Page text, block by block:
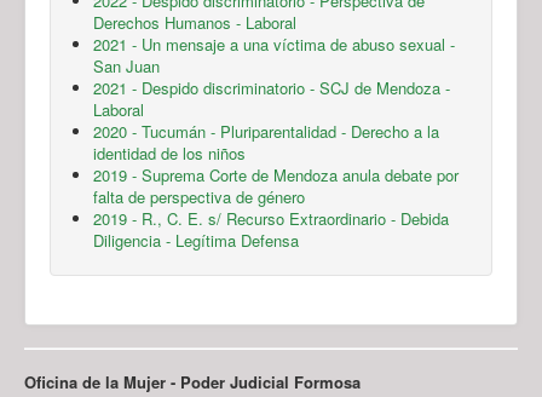
Derechos Humanos - Laboral
2021 - Un mensaje a una víctima de abuso sexual -
San Juan
2021 - Despido discriminatorio - SCJ de Mendoza -
Laboral
2020 - Tucumán - Pluriparentalidad - Derecho a la
identidad de los niños
2019 - Suprema Corte de Mendoza anula debate por
falta de perspectiva de género
2019 - R., C. E. s/ Recurso Extraordinario - Debida
Diligencia - Legítima Defensa
Oficina de la Mujer - Poder Judicial Formosa